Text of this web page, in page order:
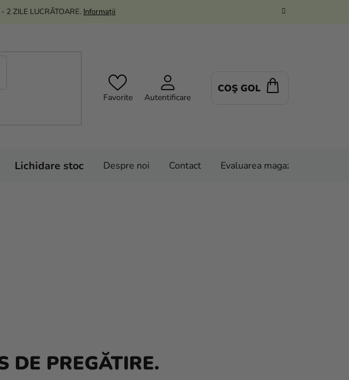
2 ZILE LUCRĂTOARE. Informații
Favorite Autentificare
COŞ GOL
Lichidare stoc Despre noi Contact Evaluarea magazinului
DE PREGĂTIRE.